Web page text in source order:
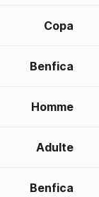
Copa
Benfica
Homme
Adulte
Benfica